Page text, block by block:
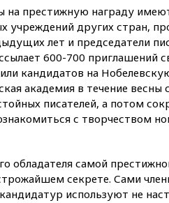
на престижную награду
учреждений других стран,
лет и председатели
600-700 приглашений
кандидатов на
академия в течение весны
писателей, а потом
с творчеством
обладателя самой
секрете. Сами
используют не